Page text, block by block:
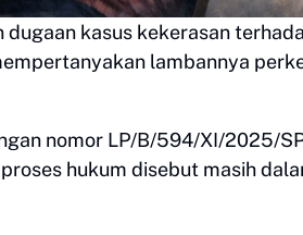
kasus kekerasan
lambannya
nomor LP/B/594/XI/2025/
hukum disebut masih